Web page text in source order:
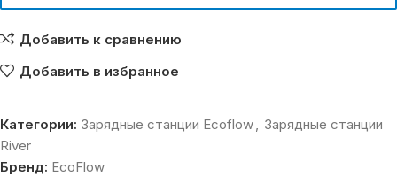
Добавить к сравнению
Добавить в избранное
Категории: Зарядные станции Ecoflow, Зарядные станции
River
Бренд: EcoFlow